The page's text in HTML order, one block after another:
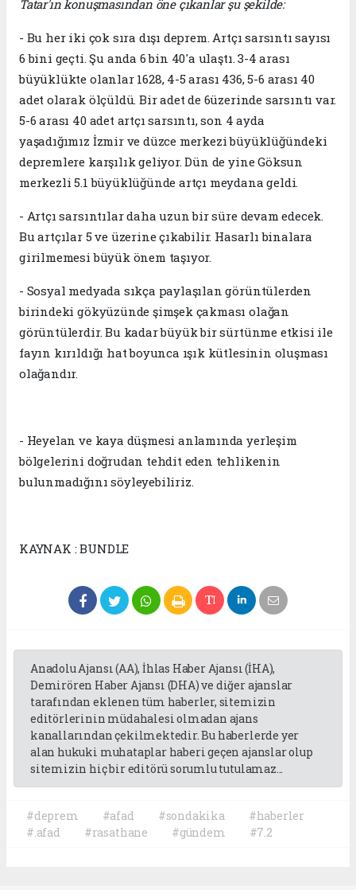
Tatar'ın konuşmasından öne çıkanlar şu şekilde:
- Bu her iki çok sıra dışı deprem. Artçı sarsıntı sayısı
6 bini geçti. Şu anda 6 bin 40'a ulaştı. 3-4 arası
büyüklükte olanlar 1628, 4-5 arası 436, 5-6 arası 40
adet olarak ölçüldü. Bir adet de 6üzerinde sarsıntı var.
5-6 arası 40 adet artçı sarsıntı, son 4 ayda
yaşadığımız İzmir ve düzce merkezi büyüklüğündeki
depremlere karşılık geliyor. Dün de yine Göksun
merkezli 5.1 büyüklüğünde artçı meydana geldi.
- Artçı sarsıntılar daha uzun bir süre devam edecek.
Bu artçılar 5 ve üzerine çıkabilir. Hasarlı binalara
girilmemesi büyük önem taşıyor.
- Sosyal medyada sıkça paylaşılan görüntülerden
birindeki gökyüzünde şimşek çakması olağan
görüntülerdir. Bu kadar büyük bir sürtünme etkisi ile
fayın kırıldığı hat boyunca ışık kütlesinin oluşması
olağandır.
- Heyelan ve kaya düşmesi anlamında yerleşim
bölgelerini doğrudan tehdit eden tehlikenin
bulunmadığını söyleyebiliriz.
KAYNAK : BUNDLE
Anadolu Ajansı (AA), İhlas Haber Ajansı (İHA),
Demirören Haber Ajansı (DHA) ve diğer ajanslar
tarafından eklenen tüm haberler, sitemizin
editörlerinin müdahalesi olmadan ajans
kanallarından çekilmektedir. Bu haberlerde yer
alan hukuki muhataplar haberi geçen ajanslar olup
sitemizin hiç bir editörü sorumlu tutulamaz...
#deprem #afad #sondakika
#haberler
#.afad
#rasathane #gündem #7.2